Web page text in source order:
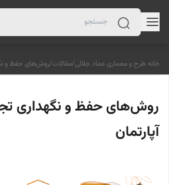
خانه طرح و معماری عماد جلالی/مقالات/روش‌های حفظ و
روش‌های حفظ و نگهداری
آپارتمان